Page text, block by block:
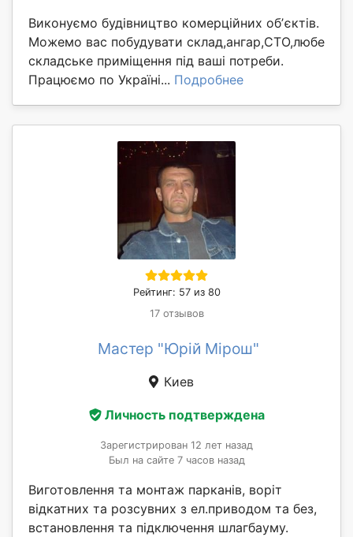
Виконуємо будівництво комерційних обʼєктів.
Можемо вас побудувати склад,ангар,СТО,любе
складське приміщення під ваші потреби.
Працюємо по Україні... Подробнее
Рейтинг: 57 из 80
17 отзывов
Мастер "Юрій Мірош"
Киев
Личность подтверждена
Зарегистрирован 12 лет назад
Был на сайте 7 часов назад
Виготовлення та монтаж парканів, воріт
відкатних та розсувних з ел.приводом та без,
встановлення та підключення шлагбауму.